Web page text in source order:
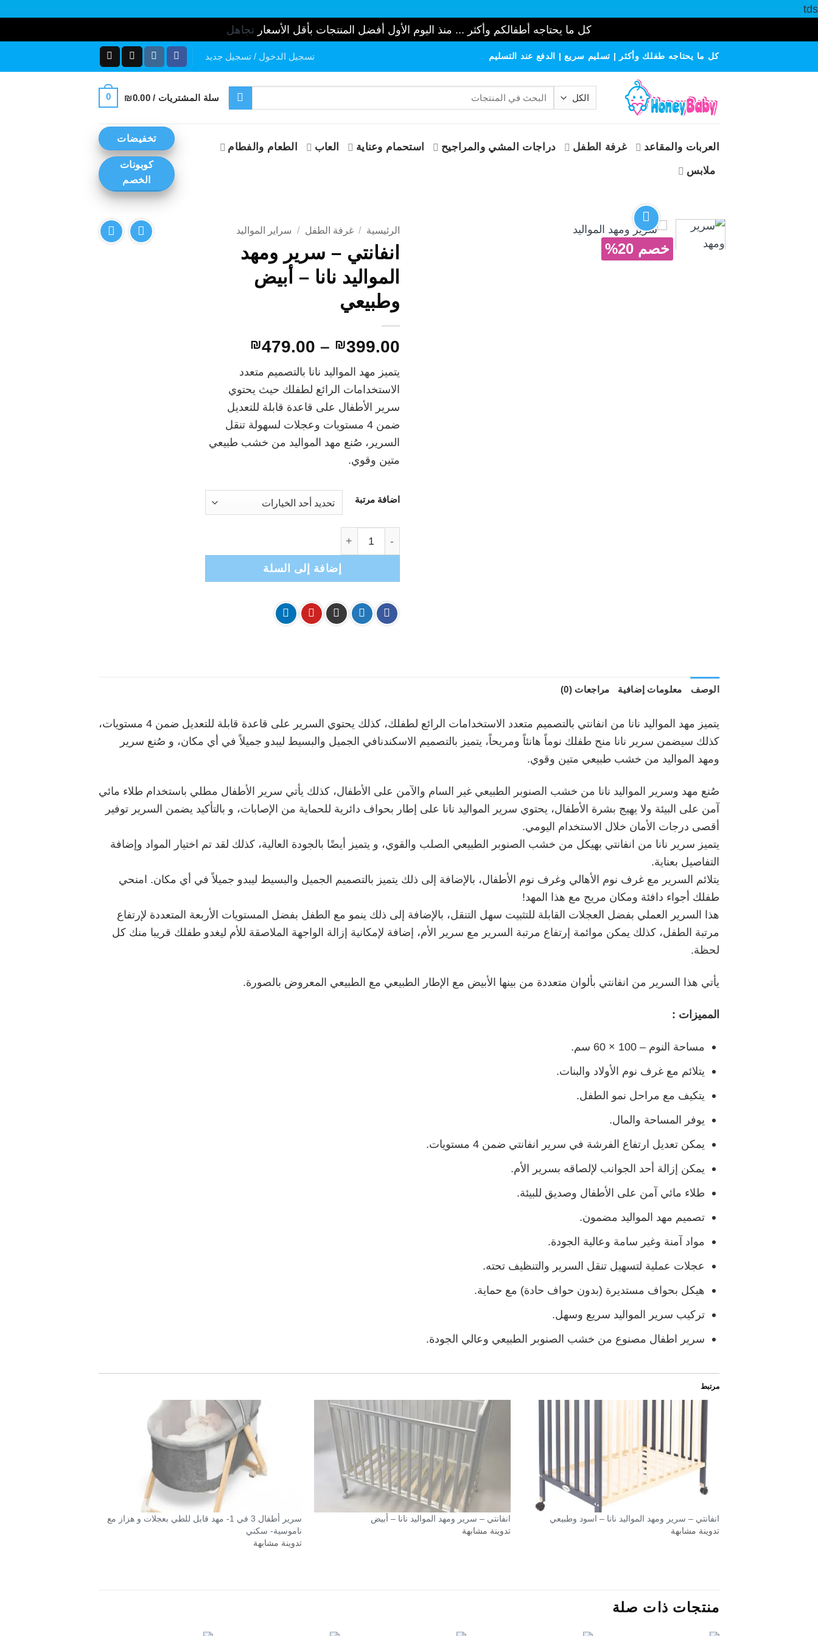
tds
كل ما يحتاجه أطفالكم وأكثر ... منذ اليوم الأول أفضل المنتجات بأقل الأسعار تجاهل
كل ما يحتاجه طفلك وأكثر | تسليم سريع | الدفع عند التسليم تسجيل الدخول / تسجيل جديد
البحث
سلة المشتريات / ₪0.00
0
العربات والمقاعد غرفة الطفل دراجات المشي والمراجيح استحمام وعناية العاب الطعام والفطام
ملابس
تخفيضات
كوبونات
الخصم
خصم 20%
الرئيسية / غرفة الطفل / سراير المواليد
انفانتي – سرير ومهد
المواليد نانا – أبيض
وطبيعي
₪399.00
–
₪479.00
من
خلال
يتميز مهد المواليد نانا بالتصميم متعدد
الاستخدامات الرائع لطفلك حيث يحتوي
سرير الأطفال على قاعدة قابلة للتعديل
ضمن 4 مستويات وعجلات لسهولة تنقل
السرير، صُنع مهد المواليد من خشب طبيعي
متين وقوي.
اضافة مرتبة
إضافة إلى السلة
الوصف معلومات إضافية مراجعات (0)
يتميز مهد المواليد نانا من انفانتي بالتصميم متعدد الاستخدامات الرائع لطفلك، كذلك يحتوي السرير على قاعدة قابلة للتعديل ضمن 4 مستويات،
كذلك سيضمن سرير نانا منح طفلك نوماً هانئاً ومريحاً، يتميز بالتصميم الاسكندنافي الجميل والبسيط ليبدو جميلاً في أي مكان، و صُنع سرير
ومهد المواليد من خشب طبيعي متين وقوي.
صُنع مهد وسرير المواليد نانا من خشب الصنوبر الطبيعي غير السام والآمن على الأطفال، كذلك يأتي سرير الأطفال مطلي باستخدام طلاء مائي
آمن على البيئة ولا يهيج بشرة الأطفال، يحتوي سرير المواليد نانا على إطار بحواف دائرية للحماية من الإصابات، و بالتأكيد يضمن السرير توفير
أقصى درجات الأمان خلال الاستخدام اليومي.
يتميز سرير نانا من انفانتي بهيكل من خشب الصنوبر الطبيعي الصلب والقوي، و يتميز أيضًا بالجودة العالية، كذلك لقد تم اختيار المواد وإضافة
التفاصيل بعناية.
يتلائم السرير مع غرف نوم الأهالي وغرف نوم الأطفال، بالإضافة إلى ذلك يتميز بالتصميم الجميل والبسيط ليبدو جميلاً في أي مكان. امنحي
طفلك أجواء دافئة ومكان مريح مع هذا المهد!
هذا السرير العملي بفضل العجلات القابلة للتثبيت سهل التنقل، بالإضافة إلى ذلك ينمو مع الطفل بفضل المستويات الأربعة المتعددة لإرتفاع
مرتبة الطفل، كذلك يمكن موائمة إرتفاع مرتبة السرير مع سرير الأم، إضافة لإمكانية إزالة الواجهة الملاصقة للأم ليغدو طفلك قريبا منك كل
لحظة.
يأتي هذا السرير من انفانتي بألوان متعددة من بينها الأبيض مع الإطار الطبيعي مع الطبيعي المعروض بالصورة.
المميزات :
مساحة النوم – 100 × 60 سم.
يتلائم مع غرف نوم الأولاد والبنات.
يتكيف مع مراحل نمو الطفل.
يوفر المساحة والمال.
يمكن تعديل ارتفاع الفرشة في سرير انفانتي ضمن 4 مستويات.
يمكن إزالة أحد الجوانب لإلصاقه بسرير الأم.
طلاء مائي آمن على الأطفال وصديق للبيئة.
تصميم مهد المواليد مضمون.
مواد آمنة وغير سامة وعالية الجودة.
عجلات عملية لتسهيل تنقل السرير والتنظيف تحته.
هيكل بحواف مستديرة (بدون حواف حادة) مع حماية.
تركيب سرير المواليد سريع وسهل.
سرير اطفال مصنوع من خشب الصنوبر الطبيعي وعالي الجودة.
مرتبط
انفانتي – سرير ومهد المواليد نانا – اسود وطبيعي
تدوينة مشابهة
انفانتي – سرير ومهد المواليد نانا – أبيض
تدوينة مشابهة
سرير أطفال 3 في 1- مهد قابل للطي بعجلات و هزاز مع
ناموسية- سكني
تدوينة مشابهة
منتجات ذات صلة